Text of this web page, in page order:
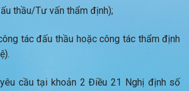
thầu/Tư vấn thẩm định);
tác đấu thầu hoặc công tác thẩm định
cầu tại khoản 2 Điều 21 Nghị định số